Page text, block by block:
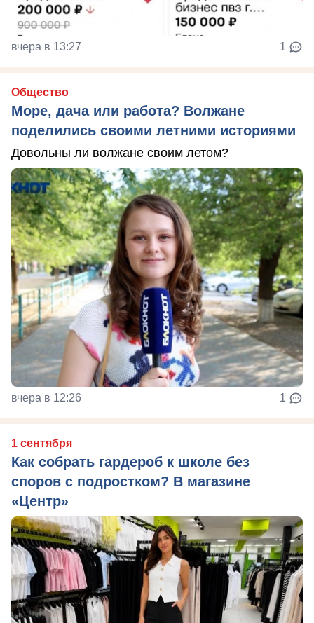
вчера в 13:27 1
Общество
Море, дача или работа? Волжане
поделились своими летними историями
Довольны ли волжане своим летом?
вчера в 12:26 1
1 сентября
Как собрать гардероб к школе без
споров с подростком? В магазине
«Центр»